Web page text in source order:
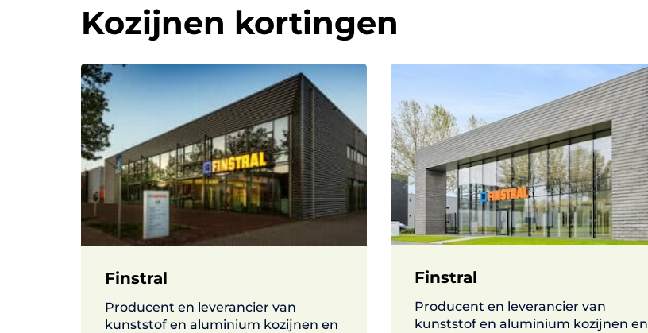
Kozijnen kortingen
Finstral
Producent en leverancier van
kunststof en aluminium kozijnen en
Finstral
Producent en leverancier van
kunststof en aluminium kozijnen en